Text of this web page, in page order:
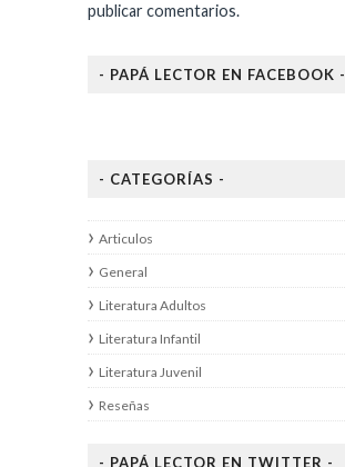
publicar comentarios.
- PAPÁ LECTOR EN FACEBOOK -
- CATEGORÍAS -
Articulos
General
Literatura Adultos
Literatura Infantil
Literatura Juvenil
Reseñas
- PAPÁ LECTOR EN TWITTER -